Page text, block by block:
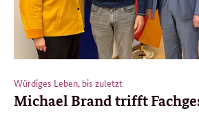
Würdiges Leben, bis zuletzt
Michael Brand trifft